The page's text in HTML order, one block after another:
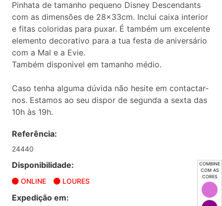
COMBINE
COM AS
CORES
Pinhata de tamanho pequeno Disney Descendants
com as dimensões de 28x33cm. Inclui caixa interior
e fitas coloridas para puxar. É também um excelente
elemento decorativo para a tua festa de aniversário
com a Mal e a Evie.
Também disponivel em tamanho médio.
Caso tenha alguma dúvida não hesite em contactar-
nos. Estamos ao seu dispor de segunda a sexta das
10h às 19h.
Referência:
24440
Disponibilidade:
ONLINE LOURES
Expedição em: